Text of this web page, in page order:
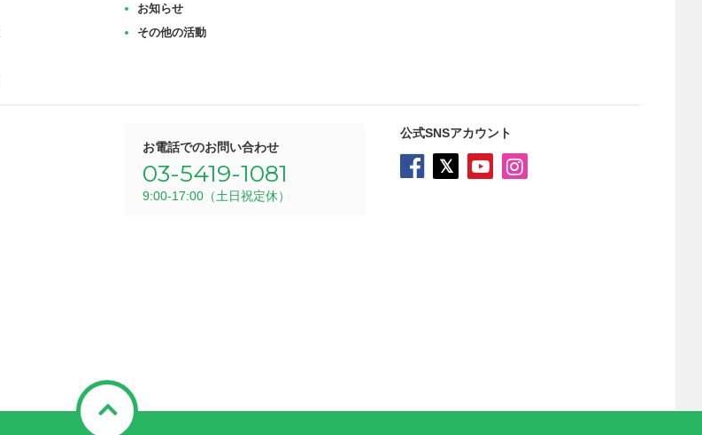
お知らせ
その他の活動
お電話でのお問い合わせ
03-5419-1081
9:00-17:00（土日祝定休）
公式SNSアカウント